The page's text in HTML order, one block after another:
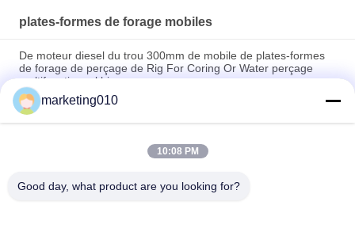
plates-formes de forage mobiles
De moteur diesel du trou 300mm de mobile de plates-formes
de forage de perçage de Rig For Coring Or Water perçage
multifonctionnel bien
plates-formes de forage mobiles d'ancre de diamètre de la
profondeur 110mm de 100m
ceinture à chaînes de foreuse d'ancre de diamètre de la
marketing010
10:08 PM
Good day, what product are you looking for?